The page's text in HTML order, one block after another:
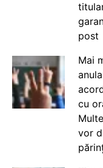
post
Mai
cu
vor